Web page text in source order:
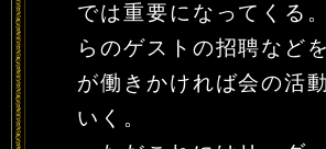
では重要になってくる
らのゲストの招聘など
が働きかければ会の活
いく。